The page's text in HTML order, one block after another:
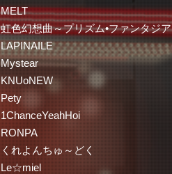
MELT
虹色幻想曲～プリズム•ファンタジア
LAPINAILE
Mystear
KNUoNEW
Pety
1ChanceYeahHoi
RONPA
くれよんちゅ～どく
Le☆miel